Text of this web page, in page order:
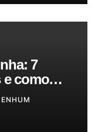
7
e como
seus